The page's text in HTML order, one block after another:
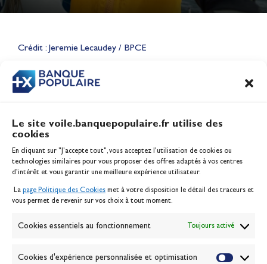
Le site voile.banquepopulaire.fr utilise des
cookies
En cliquant sur "J'accepte tout", vous acceptez l’utilisation de cookies ou
technologies similaires pour vous proposer des offres adaptés à vos centres
d’intérêt et vous garantir une meilleure expérience utilisateur.
La page Politique des Cookies met à votre disposition le détail des traceurs et
vous permet de revenir sur vos choix à tout moment.
Cookies essentiels au fonctionnement Toujours activé
Cookies d'expérience personnalisée et optimisation
Crédit : Jeremie Lecaudey / BPCE
CONTENU
Lauriane Nolot en or à Long
Jeux Olympiques 2028
Inscription serveur média
Contact
Politique des cookies
Banque de la voile
Passion Voile TV